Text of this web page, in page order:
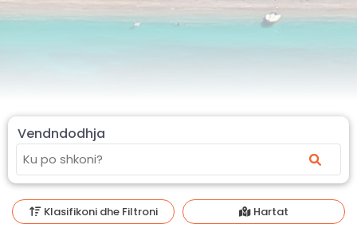
Vendndodhja
Klasifikoni dhe Filtroni Hartat